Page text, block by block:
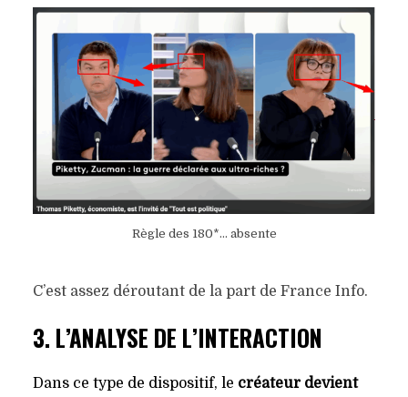
Règle des 180*… absente
C’est assez déroutant de la part de France Info.
3. L’ANALYSE DE L’INTERACTION
Dans ce type de dispositif, le créateur devient